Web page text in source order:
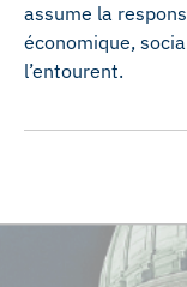
assume la
économique,
l’entourent.